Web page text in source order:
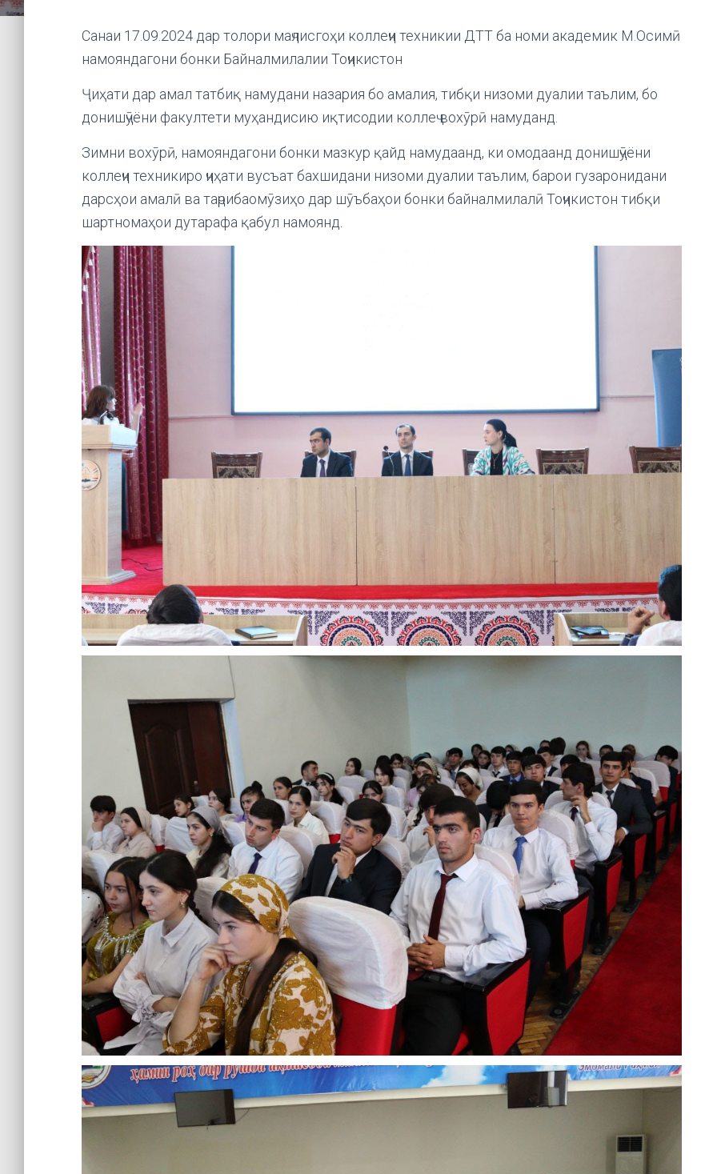
Санаи 17.09.2024 дар толори маҷлисгоҳи коллеҷи техникии ДТТ ба номи академик М.Осимӣ
намояндагони бонки Байналмилалии Тоҷикистон
Ҷиҳати дар амал татбиқ намудани назария бо амалия, тибқи низоми дуалии таълим, бо
донишҷӯёни факултети муҳандисию иқтисодии коллеҷ вохӯрӣ намуданд.
Зимни вохӯрӣ, намояндагони бонки мазкур қайд намудаанд, ки омодаанд донишҷӯёни
коллеҷи техникиро ҷиҳати вусъат бахшидани низоми дуалии таълим, барои гузаронидани
дарсҳои амалӣ ва таҷрибаомӯзиҳо дар шӯъбаҳои бонки байналмилалӣ Тоҷикистон тибқи
шартномаҳои дутарафа қабул намоянд.